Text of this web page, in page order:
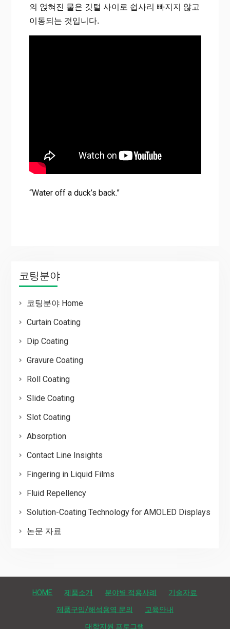
의 얹혀진 물은 깃털 사이로 쉽사리 빠지지 않고
이동되는 것입니다.
“Water off a duck’s back.”
코팅분야
코팅분야 Home
Curtain Coating
Dip Coating
Gravure Coating
Roll Coating
Slide Coating
Slot Coating
Absorption
Contact Line Insights
Fingering in Liquid Films
Fluid Repellency
Solution-Coating Technology for AMOLED Displays
논문 자료
HOME 제품소개 분야별 적용사례 기술자료
제품구입/해석용역 문의 교육안내
대학지원 프로그램